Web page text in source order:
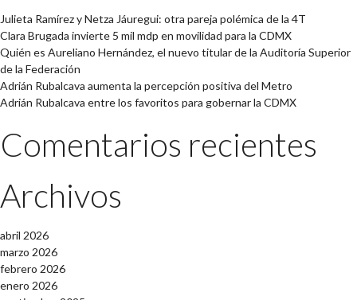
Julieta Ramírez y Netza Jáuregui: otra pareja polémica de la 4T
Clara Brugada invierte 5 mil mdp en movilidad para la CDMX
Quién es Aureliano Hernández, el nuevo titular de la Auditoría Superior
de la Federación
Adrián Rubalcava aumenta la percepción positiva del Metro
Adrián Rubalcava entre los favoritos para gobernar la CDMX
Comentarios recientes
Archivos
abril 2026
marzo 2026
febrero 2026
enero 2026